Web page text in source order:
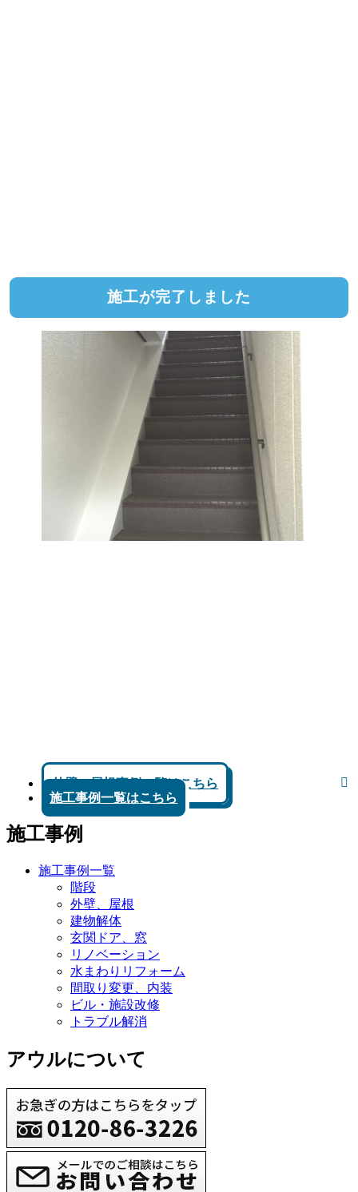
施工が完了しました
外壁、屋根事例一覧はこちら
施工事例一覧はこちら
施工事例
施工事例一覧
階段
外壁、屋根
建物解体
玄関ドア、窓
リノベーション
水まわりリフォーム
間取り変更、内装
ビル・施設改修
トラブル解消
アウルについて